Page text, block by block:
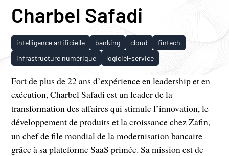
Charbel Safadi
intelligence artificielle banking cloud
fintech
infrastructure numérique
logiciel-service
Fort de plus de 22 ans d’expérience en leadership et en
exécution, Charbel Safadi est un leader de la
transformation des affaires qui stimule l’innovation, le
développement de produits et la croissance chez Zafin,
un chef de file mondial de la modernisation bancaire
grâce à sa plateforme SaaS primée. Sa mission est de